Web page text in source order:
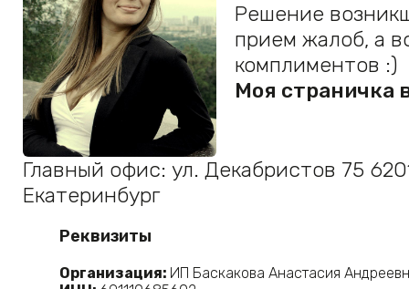
Решение
прием жалоб, а
комплиментов :)
Моя страничка
Главный офис: ул. Декабристов 75
Екатеринбург
Реквизиты
Организация: ИП Баскакова Анастасия